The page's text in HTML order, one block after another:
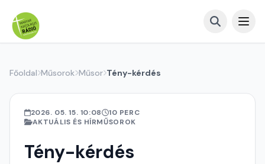
Főoldal Műsorok Műsor Tény-kérdés
2026. 05. 15. 10:08
10 PERC
AKTUÁLIS ÉS HÍRMŰSOROK
Tény-kérdés